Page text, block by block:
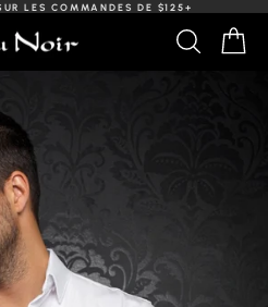
Pause
LES COMMANDES DE $125+